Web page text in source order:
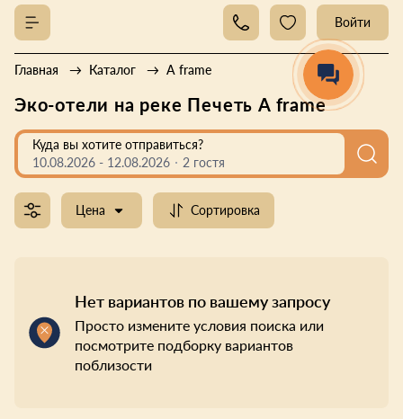
Войти
Главная Каталог A frame
Эко-отели на реке Печеть A frame
Куда вы хотите отправиться?
10.08.2026 - 12.08.2026 2 гостя
Цена Сортировка
Нет вариантов по вашему запросу
Просто измените условия поиска или
посмотрите подборку вариантов
поблизости